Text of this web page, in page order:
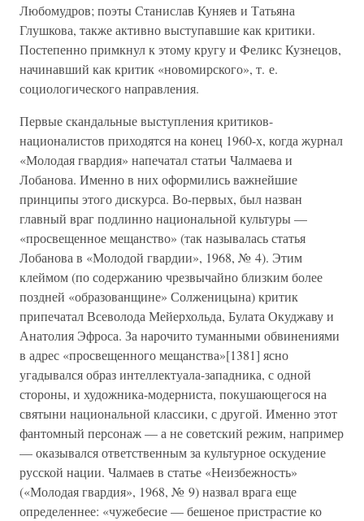
Любомудров; поэты Станислав Куняев и Татьяна
Глушкова, также активно выступавшие как критики.
Постепенно примкнул к этому кругу и Феликс Кузнецов,
начинавший как критик «новомирского», т. е.
социологического направления.
Первые скандальные выступления критиков-
националистов приходятся на конец 1960-х, когда журнал
«Молодая гвардия» напечатал статьи Чалмаева и
Лобанова. Именно в них оформились важнейшие
принципы этого дискурса. Во-первых, был назван
главный враг подлинно национальной культуры —
«просвещенное мещанство» (так называлась статья
Лобанова в «Молодой гвардии», 1968, № 4). Этим
клеймом (по содержанию чрезвычайно близким более
поздней «образованщине» Солженицына) критик
припечатал Всеволода Мейерхольда, Булата Окуджаву и
Анатолия Эфроса. За нарочито туманными обвинениями
в адрес «просвещенного мещанства»[1381] ясно
угадывался образ интеллектуала-западника, с одной
стороны, и художника-модерниста, покушающегося на
святыни национальной классики, с другой. Именно этот
фантомный персонаж — а не советский режим, например
— оказывался ответственным за культурное оскудение
русской нации. Чалмаев в статье «Неизбежность»
(«Молодая гвардия», 1968, № 9) назвал врага еще
определеннее: «чужебесие — бешеное пристрастие ко